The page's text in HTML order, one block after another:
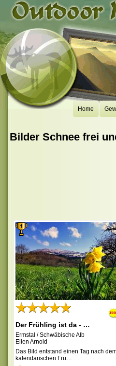
Home
Bilder Schnee frei
Der Frühling ist da - …
Ermstal / Schwäbische Alb
Ellen Arnold
Das Bild entstand einen Tag nach
kalendarischen Frü…